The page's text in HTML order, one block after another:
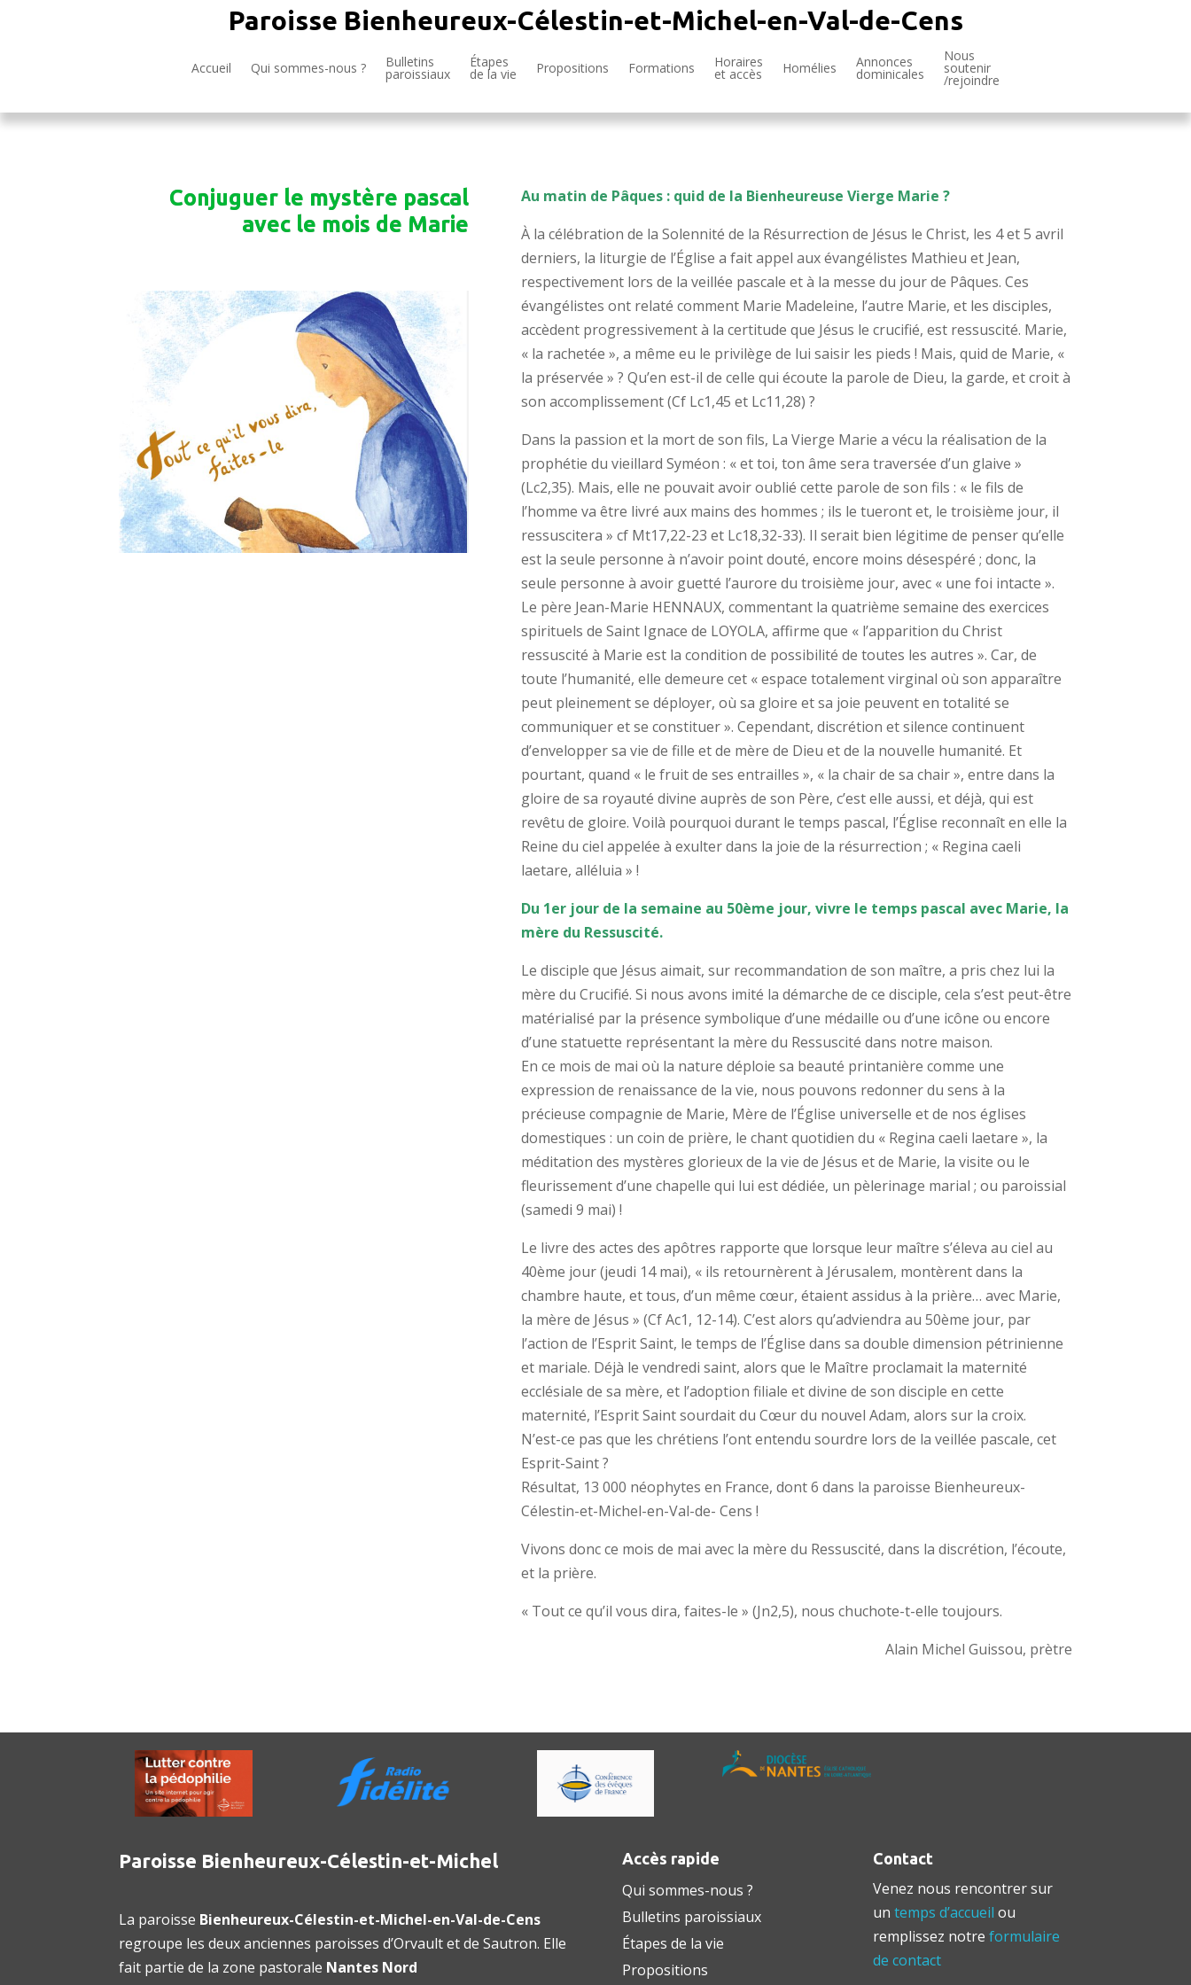
Paroisse Bienheureux-Célestin-et-Michel-en-Val-de-Cens
Accueil Qui sommes-nous ? Bulletins
paroissiaux
Étapes
de la vie Propositions Formations Horaires
et accès Homélies Annonces
dominicales
Nous
soutenir
/rejoindre
Conjuguer le mystère pascal
avec le mois de Marie
Au matin de Pâques : quid de la Bienheureuse Vierge Marie ?
À la célébration de la Solennité de la Résurrection de Jésus le Christ, les 4 et 5 avril
derniers, la liturgie de l’Église a fait appel aux évangélistes Mathieu et Jean,
respectivement lors de la veillée pascale et à la messe du jour de Pâques. Ces
évangélistes ont relaté comment Marie Madeleine, l’autre Marie, et les disciples,
accèdent progressivement à la certitude que Jésus le crucifié, est ressuscité. Marie,
« la rachetée », a même eu le privilège de lui saisir les pieds ! Mais, quid de Marie, «
la préservée » ? Qu’en est-il de celle qui écoute la parole de Dieu, la garde, et croit à
son accomplissement (Cf Lc1,45 et Lc11,28) ?
Dans la passion et la mort de son fils, La Vierge Marie a vécu la réalisation de la
prophétie du vieillard Syméon : « et toi, ton âme sera traversée d’un glaive »
(Lc2,35). Mais, elle ne pouvait avoir oublié cette parole de son fils : « le fils de
l’homme va être livré aux mains des hommes ; ils le tueront et, le troisième jour, il
ressuscitera » cf Mt17,22-23 et Lc18,32-33). Il serait bien légitime de penser qu’elle
est la seule personne à n’avoir point douté, encore moins désespéré ; donc, la
seule personne à avoir guetté l’aurore du troisième jour, avec « une foi intacte ».
Le père Jean-Marie HENNAUX, commentant la quatrième semaine des exercices
spirituels de Saint Ignace de LOYOLA, affirme que « l’apparition du Christ
ressuscité à Marie est la condition de possibilité de toutes les autres ». Car, de
toute l’humanité, elle demeure cet « espace totalement virginal où son apparaître
peut pleinement se déployer, où sa gloire et sa joie peuvent en totalité se
communiquer et se constituer ». Cependant, discrétion et silence continuent
d’envelopper sa vie de fille et de mère de Dieu et de la nouvelle humanité. Et
pourtant, quand « le fruit de ses entrailles », « la chair de sa chair », entre dans la
gloire de sa royauté divine auprès de son Père, c’est elle aussi, et déjà, qui est
revêtu de gloire. Voilà pourquoi durant le temps pascal, l’Église reconnaît en elle la
Reine du ciel appelée à exulter dans la joie de la résurrection ; « Regina caeli
laetare, alléluia » !
Du 1er jour de la semaine au 50ème jour, vivre le temps pascal avec Marie, la
mère du Ressuscité.
Le disciple que Jésus aimait, sur recommandation de son maître, a pris chez lui la
mère du Crucifié. Si nous avons imité la démarche de ce disciple, cela s’est peut-être
matérialisé par la présence symbolique d’une médaille ou d’une icône ou encore
d’une statuette représentant la mère du Ressuscité dans notre maison.
En ce mois de mai où la nature déploie sa beauté printanière comme une
expression de renaissance de la vie, nous pouvons redonner du sens à la
précieuse compagnie de Marie, Mère de l’Église universelle et de nos églises
domestiques : un coin de prière, le chant quotidien du « Regina caeli laetare », la
méditation des mystères glorieux de la vie de Jésus et de Marie, la visite ou le
fleurissement d’une chapelle qui lui est dédiée, un pèlerinage marial ; ou paroissial
(samedi 9 mai) !
Le livre des actes des apôtres rapporte que lorsque leur maître s’éleva au ciel au
40ème jour (jeudi 14 mai), « ils retournèrent à Jérusalem, montèrent dans la
chambre haute, et tous, d’un même cœur, étaient assidus à la prière… avec Marie,
la mère de Jésus » (Cf Ac1, 12-14). C’est alors qu’adviendra au 50ème jour, par
l’action de l’Esprit Saint, le temps de l’Église dans sa double dimension pétrinienne
et mariale. Déjà le vendredi saint, alors que le Maître proclamait la maternité
ecclésiale de sa mère, et l’adoption filiale et divine de son disciple en cette
maternité, l’Esprit Saint sourdait du Cœur du nouvel Adam, alors sur la croix.
N’est-ce pas que les chrétiens l’ont entendu sourdre lors de la veillée pascale, cet
Esprit-Saint ?
Résultat, 13 000 néophytes en France, dont 6 dans la paroisse Bienheureux-
Célestin-et-Michel-en-Val-de- Cens !
Vivons donc ce mois de mai avec la mère du Ressuscité, dans la discrétion, l’écoute,
et la prière.
« Tout ce qu’il vous dira, faites-le » (Jn2,5), nous chuchote-t-elle toujours.
Alain Michel Guissou, prètre
Paroisse Bienheureux-Célestin-et-Michel
La paroisse Bienheureux-Célestin-et-Michel-en-Val-de-Cens
regroupe les deux anciennes paroisses d’Orvault et de Sautron. Elle
fait partie de la zone pastorale Nantes Nord
Accès rapide
Qui sommes-nous ?
Bulletins paroissiaux
Étapes de la vie
Propositions
Contact
Venez nous rencontrer sur
untemps d’accueil ou
remplissez notreformulaire
de contact